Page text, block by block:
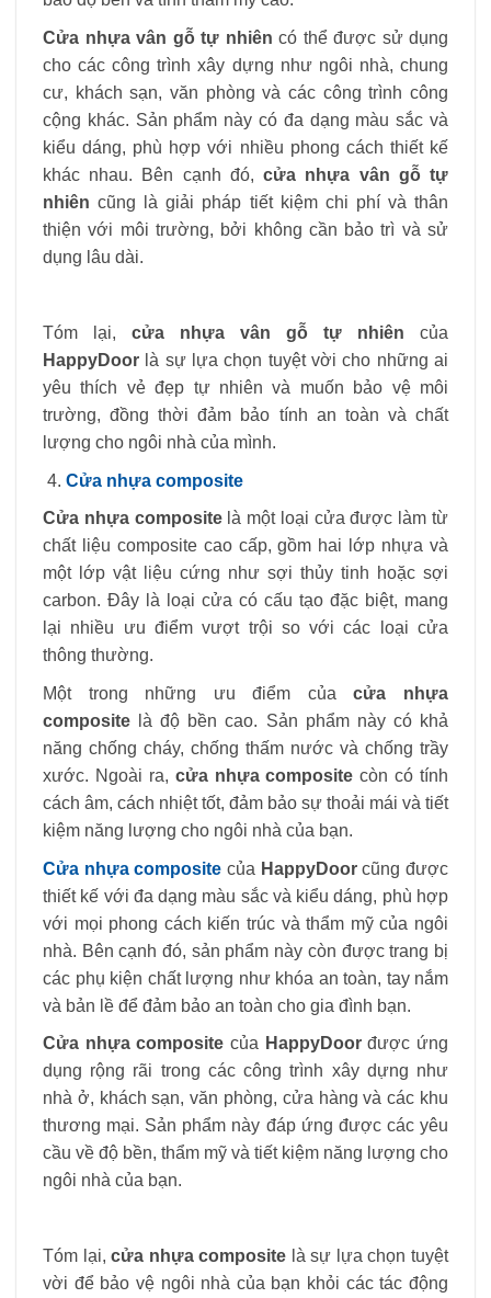
Cửa nhựa vân gỗ tự nhiên có thể được sử dụng
cho các công trình xây dựng như ngôi nhà, chung
cư, khách sạn, văn phòng và các công trình công
cộng khác. Sản phẩm này có đa dạng màu sắc và
kiểu dáng, phù hợp với nhiều phong cách thiết kế
khác nhau. Bên cạnh đó,cửa nhựa vân gỗ tự
nhiên cũng là giải pháp tiết kiệm chi phí và thân
thiện với môi trường, bởi không cần bảo trì và sử
dụng lâu dài.
Tóm lại, cửa nhựa vân gỗ tự nhiên của
HappyDoor là sự lựa chọn tuyệt vời cho những ai
yêu thích vẻ đẹp tự nhiên và muốn bảo vệ môi
trường, đồng thời đảm bảo tính an toàn và chất
lượng cho ngôi nhà của mình.
Cửa nhựa composite
Cửa nhựa compositelà một loại cửa được làm từ
chất liệu composite cao cấp, gồm hai lớp nhựa và
một lớp vật liệu cứng như sợi thủy tinh hoặc sợi
carbon. Đây là loại cửa có cấu tạo đặc biệt, mang
lại nhiều ưu điểm vượt trội so với các loại cửa
thông thường.
Một trong những ưu điểm củacửa nhựa
composite là độ bền cao. Sản phẩm này có khả
năng chống cháy, chống thấm nước và chống trầy
xước. Ngoài ra, cửa nhựa composite còn có tính
cách âm, cách nhiệt tốt, đảm bảo sự thoải mái và tiết
kiệm năng lượng cho ngôi nhà của bạn.
Cửa nhựa composite của HappyDoorcũng được
thiết kế với đa dạng màu sắc và kiểu dáng, phù hợp
với mọi phong cách kiến trúc và thẩm mỹ của ngôi
nhà. Bên cạnh đó, sản phẩm này còn được trang bị
các phụ kiện chất lượng như khóa an toàn, tay nắm
và bản lề để đảm bảo an toàn cho gia đình bạn.
Cửa nhựa composite của HappyDoorđược ứng
dụng rộng rãi trong các công trình xây dựng như
nhà ở, khách sạn, văn phòng, cửa hàng và các khu
thương mại. Sản phẩm này đáp ứng được các yêu
cầu về độ bền, thẩm mỹ và tiết kiệm năng lượng cho
ngôi nhà của bạn.
Tóm lại,cửa nhựa composite là sự lựa chọn tuyệt
vời để bảo vệ ngôi nhà của bạn khỏi các tác động